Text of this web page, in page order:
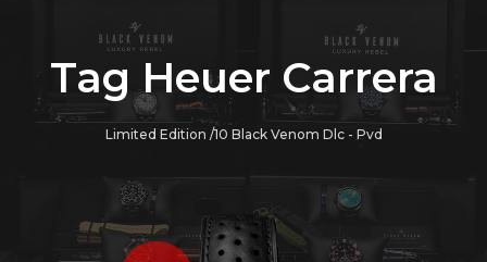
Tag Heuer Carrera
Limited Edition /10 Black Venom Dlc - Pvd